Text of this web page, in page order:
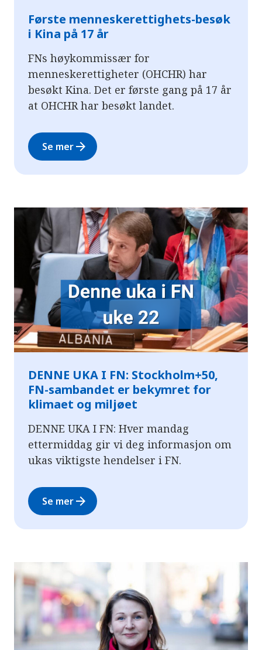
Første menneskerettighets-besøk
i Kina på 17 år
FNs høykommissær for
menneskerettigheter (OHCHR) har
besøkt Kina. Det er første gang på 17 år
at OHCHR har besøkt landet.
Se merarrow_forward
DENNE UKA I FN: Stockholm+50,
FN-sambandet er bekymret for
klimaet og miljøet
DENNE UKA I FN: Hver mandag
ettermiddag gir vi deg informasjon om
ukas viktigste hendelser i FN.
Se merarrow_forward